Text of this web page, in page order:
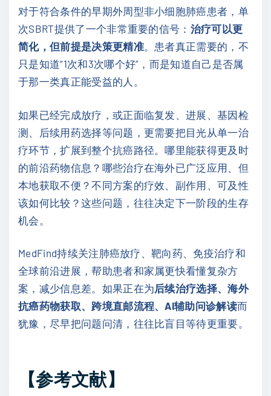
对于符合条件的早期外周型非小细胞肺癌患者，单
次SBRT提供了一个非常重要的信号： 治疗可以更
简化，但前提是决策更精准。患者真正需要的，不
只是知道“1次和3次哪个好”，而是知道自己是否属
于那一类真正能受益的人。
如果已经完成放疗，或正面临复发、进展、基因检
测、后续用药选择等问题，更需要把目光从单一治
疗环节，扩展到整个抗癌路径。哪里能获得更及时
的前沿药物信息？哪些治疗在海外已广泛应用、但
本地获取不便？不同方案的疗效、副作用、可及性
该如何比较？这些问题，往往决定下一阶段的生存
机会。
MedFind持续关注肺癌放疗、靶向药、免疫治疗和
全球前沿进展，帮助患者和家属更快看懂复杂方
案，减少信息差。如果正在为后续治疗选择、海外
抗癌药物获取、跨境直邮流程、AI辅助问诊解读而
犹豫，尽早把问题问清，往往比盲目等待更重要。
【参考文献】